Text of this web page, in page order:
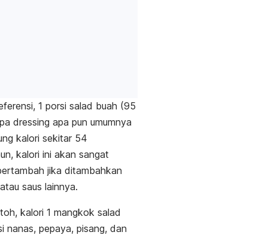
1 porsi salad buah (95
dressing apa pun umumnya
kalori sekitar 54
kalori ini akan sangat
jika ditambahkan
saus lainnya.
kalori 1 mangkok salad
nanas, pepaya, pisang, dan